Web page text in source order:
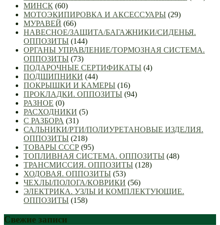
МИНСК (60)
МОТОЭКИПИРОВКА И АКСЕССУАРЫ (29)
МУРАВЕЙ (66)
НАВЕСНОЕ/ЗАЩИТА/БАГАЖНИКИ/СИДЕНЬЯ.
ОППОЗИТЫ (144)
ОРГАНЫ УПРАВЛЕНИЕ/ТОРМОЗНАЯ СИСТЕМА.
ОППОЗИТЫ (73)
ПОДАРОЧНЫЕ СЕРТИФИКАТЫ (4)
ПОДШИПНИКИ (44)
ПОКРЫШКИ И КАМЕРЫ (16)
ПРОКЛАДКИ. ОППОЗИТЫ (94)
РАЗНОЕ (0)
РАСХОДНИКИ (5)
С РАЗБОРА (31)
САЛЬНИКИ/РТИ/ПОЛИУРЕТАНОВЫЕ ИЗДЕЛИЯ.
ОППОЗИТЫ (218)
ТОВАРЫ СССР (95)
ТОПЛИВНАЯ СИСТЕМА. ОППОЗИТЫ (48)
ТРАНСМИССИЯ. ОППОЗИТЫ (128)
ХОДОВАЯ. ОППОЗИТЫ (53)
ЧЕХЛЫ/ПОЛОГА/КОВРИКИ (56)
ЭЛЕКТРИКА. УЗЛЫ И КОМПЛЕКТУЮЩИЕ.
ОППОЗИТЫ (158)
Свежие записи